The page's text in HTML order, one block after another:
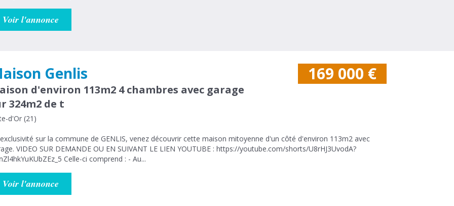
Voir l'annonce
Genlis
d'environ 113m2 4 chambres avec garage
324m2 de t
d'Or (21)
sur la commune de GENLIS, venez découvrir cette maison mitoyenne d'un côté d'environ 113m2 avec
VIDEO SUR DEMANDE OU EN SUIVANT LE LIEN YOUTUBE : https://youtube.com/shorts/U8rHJ3UvodA?
Celle-ci comprend : - Au...
169 000 €
Voir l'annonce